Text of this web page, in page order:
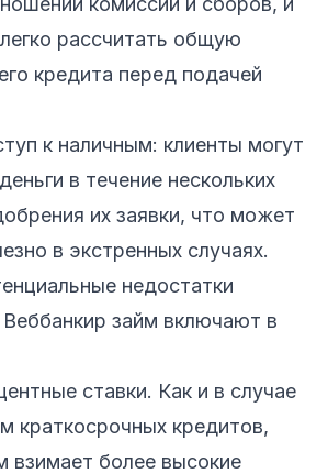
рассчитать общую
кредита перед подачей
к наличным: клиенты могут
в течение нескольких
их заявки, что может
в экстренных случаях.
недостатки
Веббанкир займ включают в
ставки. Как и в случае
краткосрочных кредитов,
взимает более высокие